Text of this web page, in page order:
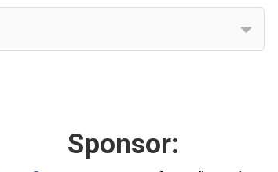
Sponsor: